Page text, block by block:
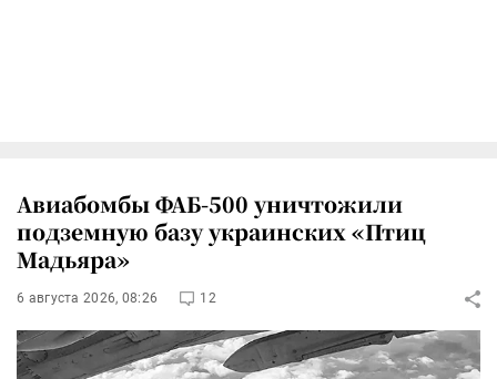
Авиабомбы ФАБ-500 уничтожили
подземную базу украинских «Птиц
Мадьяра»
6 августа 2026, 08:26 12